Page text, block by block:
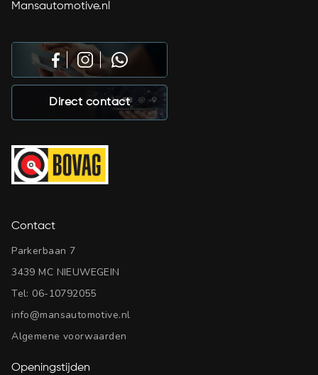
Mansautomotive.nl
Direct contact
Contact
Parkerbaan 7
3439 MC NIEUWEGEIN
Tel: 06-10792055
info@mansautomotive.nl
Algemene voorwaarden
Openingstijden